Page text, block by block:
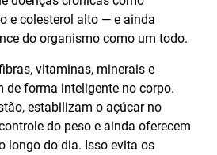
e colesterol alto — e ainda
do organismo como um todo.
vitaminas, minerais e
de forma inteligente no corpo.
estabilizam o açúcar no
do peso e ainda oferecem
longo do dia. Isso evita os